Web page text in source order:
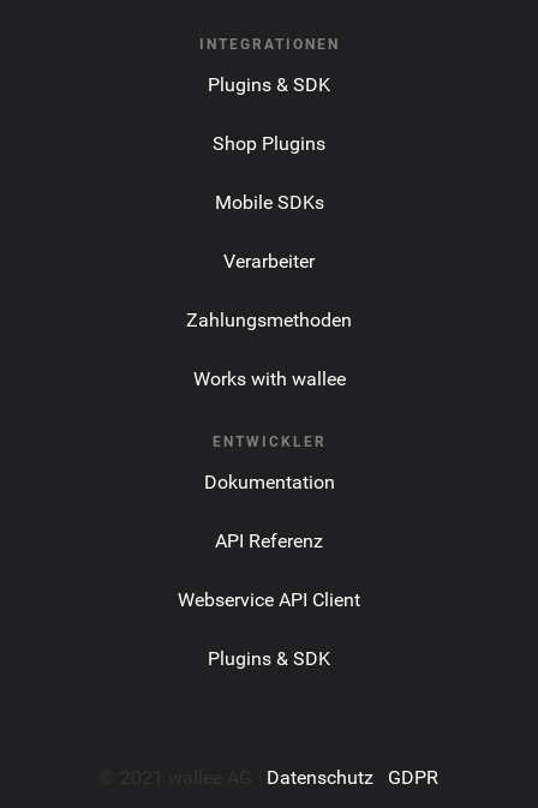
INTEGRATIONEN
Plugins & SDK
Shop Plugins
Mobile SDKs
Verarbeiter
Zahlungsmethoden
Works with wallee
ENTWICKLER
Dokumentation
API Referenz
Webservice API Client
Plugins & SDK
Datenschutz GDPR